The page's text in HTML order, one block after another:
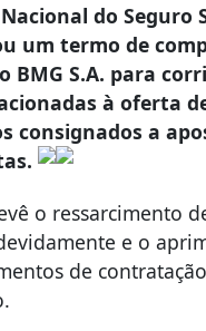
do Seguro
um termo de
BMG S.A. para
à oferta
consignados a
o ressarcimento
e o
de